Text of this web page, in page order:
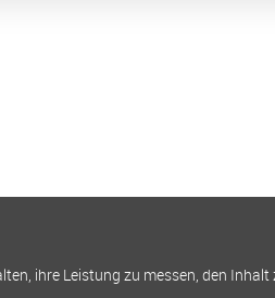
ihre Leistung zu messen, den